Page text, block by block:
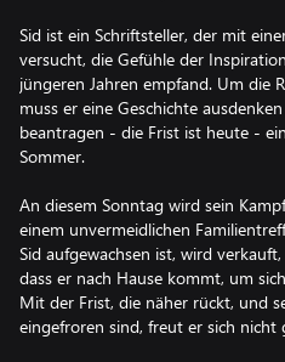
Sid ist ein Schriftsteller, der mit
versucht, die Gefühle der
jüngeren Jahren empfand. Um die
muss er eine Geschichte
beantragen - die Frist ist heute -
Sommer.
An diesem Sonntag wird sein
einem unvermeidlichen
Sid aufgewachsen ist, wird
dass er nach Hause kommt, um
Mit der Frist, die näher rückt, und
eingefroren sind, freut er sich nicht